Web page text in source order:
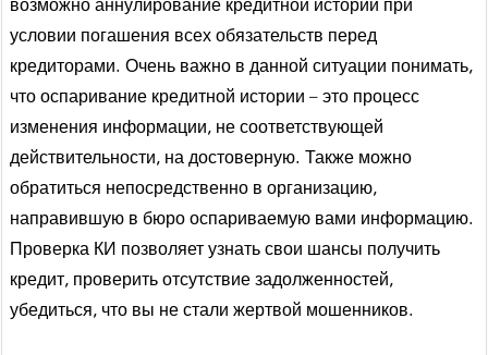
возможно аннулирование кредитной истории при
условии погашения всех обязательств перед
кредиторами. Очень важно в данной ситуации понимать,
что оспаривание кредитной истории – это процесс
изменения информации, не соответствующей
действительности, на достоверную. Также можно
обратиться непосредственно в организацию,
направившую в бюро оспариваемую вами информацию.
Проверка КИ позволяет узнать свои шансы получить
кредит, проверить отсутствие задолженностей,
убедиться, что вы не стали жертвой мошенников.